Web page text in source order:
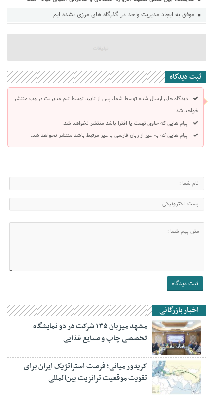
موفق به ایجاد مدیریت واحد در گذرگاه های مرزی نشده ایم
ثبت دیدگاه
دیدگاه های ارسال شده توسط شما، پس از تایید توسط تیم مدیریت در وب منتشر
خواهد شد.
پیام هایی که حاوی تهمت یا افترا باشد منتشر نخواهد شد.
پیام هایی که به غیر از زبان فارسی یا غیر مرتبط باشد منتشر نخواهد شد.
اخبار بازرگانی
مشهد میزبان ۱۳۵ شرکت در دو نمایشگاه
تخصصی چاپ و صنایع غذایی
کریدور میانی؛ فرصت استراتژیک ایران برای
تقویت موقعیت ترانزیت بین‌المللی